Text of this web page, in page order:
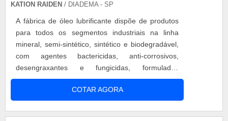
KATION RAIDEN / DIADEMA - SP
A fábrica de óleo lubrificante dispõe de produtos
para todos os segmentos industriais na linha
mineral, semi-sintético, sintético e biodegradável,
com agentes bactericidas, anti-corrosivos,
desengraxantes e fungicidas, formulados
conforme a necessidade do seu processo. O
desenvolvimento de produtos e a assistência
técnica são o ponto forte, dispondo de técnicos
COTAR AGORA